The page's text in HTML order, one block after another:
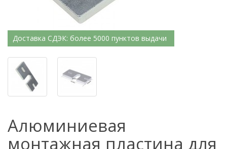
Доставка СДЭК: более 5000 пунктов выдачи
Алюминиевая
монтажная пластина для